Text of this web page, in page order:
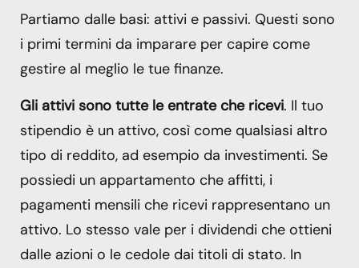
Partiamo dalle basi: attivi e passivi. Questi sono
i primi termini da imparare per capire come
gestire al meglio le tue finanze.
Gli attivi sono tutte le entrate che ricevi. Il tuo
stipendio è un attivo, così come qualsiasi altro
tipo di reddito, ad esempio da investimenti. Se
possiedi un appartamento che affitti, i
pagamenti mensili che ricevi rappresentano un
attivo. Lo stesso vale per i dividendi che ottieni
dalle azioni o le cedole dai titoli di stato. In